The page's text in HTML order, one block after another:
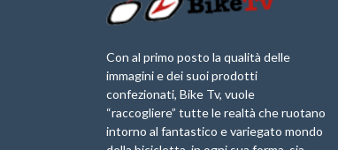
Con al primo posto la qualità delle
immagini e dei suoi prodotti
confezionati, Bike Tv, vuole
“raccogliere” tutte le realtà che ruotano
intorno al fantastico e variegato mondo
Briko Torino – 11
Marathon 2025”
Borghi&Castelli” –
Anteprima